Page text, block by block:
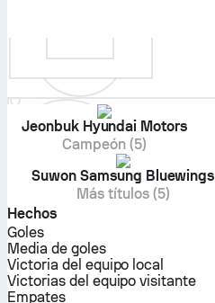
Jeonbuk Hyundai Motors
Campeón (5)
Suwon Samsung Bluewings
Más títulos (5)
Hechos
Goles
Media de goles
Victoria del equipo local
Victorias del equipo visitante
Empates